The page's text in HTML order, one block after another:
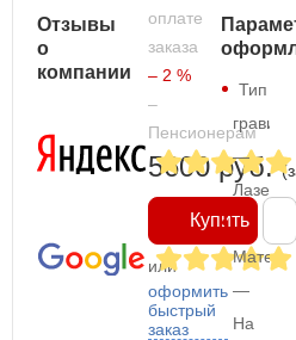
Отзывы
о
компании
оплате
заказа
– 2 %
–
Пенсионерам
5600 руб.
Купить
или
оформить
быстрый
заказ
Тип
—
—
На